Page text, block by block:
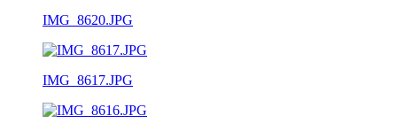
IMG_8620.JPG
IMG_8617.JPG